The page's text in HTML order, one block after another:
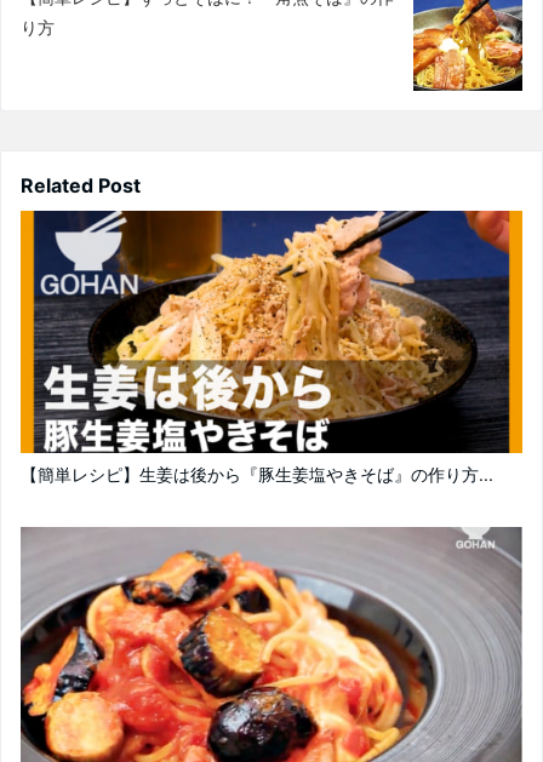
り方
Related Post
【簡単レシピ】生姜は後から『豚生姜塩やきそば』の作り方...